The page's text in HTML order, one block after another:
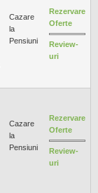
Cazare
la
Pensiuni
Rezervare
Oferte
Review-
uri
Cazare
la
Pensiuni
Rezervare
Oferte
Review-
uri